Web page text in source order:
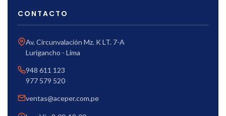
CONTACTO
Av. Circunvalación Mz. K LT. 7-A
Lurigancho - Lima
948 611 123
977 579 520
ventas@aceper.com.pe